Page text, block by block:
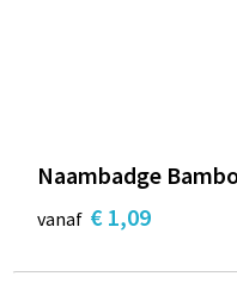
Naambadge
vanaf € 1,09